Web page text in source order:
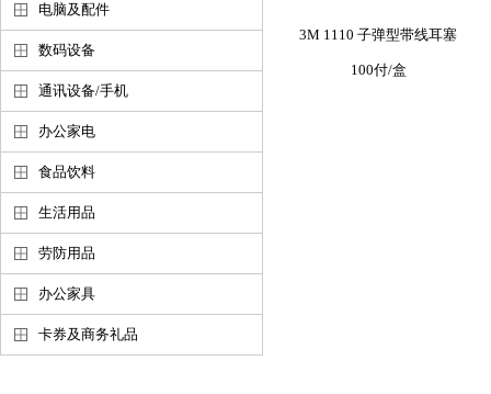
电脑及配件
数码设备
通讯设备/手机
办公家电
食品饮料
生活用品
劳防用品
办公家具
卡券及商务礼品
3M 1110 子弹型带线耳塞
100付/盒